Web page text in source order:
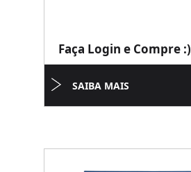
Faça Login e Compre :)
SAIBA MAIS